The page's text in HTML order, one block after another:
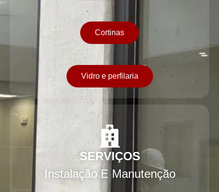
Cortinas
Vidro e perfilaria
SERVIÇOS
Instalação E Manutenção